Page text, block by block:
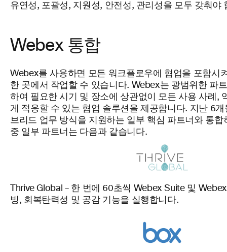
유연성, 포괄성, 지원성, 안전성, 관리성을 모두 갖춰야
Webex 통합
Webex를 사용하면 모든 워크플로우에 협업을 포함시
한 곳에서 작업할 수 있습니다. Webex는 광범위한 파
하여 필요한 시기 및 장소에 상관없이 모든 사용 사례,
게 적응할 수 있는 협업 솔루션을 제공합니다. 지난 6
브리드 업무 방식을 지원하는 일부 핵심 파트너와 통합
중 일부 파트너는 다음과 같습니다.
Thrive Global – 한 번에 60초씩 Webex Suite 및
빙, 회복탄력성 및 공감 기능을 실행합니다.